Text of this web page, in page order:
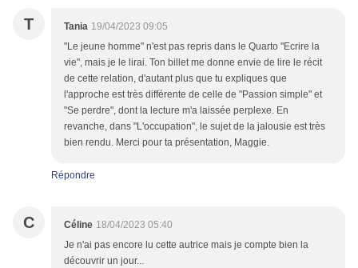
T Tania 19/04/2023 09:05
"Le jeune homme" n'est pas repris dans le Quarto "Ecrire la
vie", mais je le lirai. Ton billet me donne envie de lire le récit
de cette relation, d'autant plus que tu expliques que
l'approche est très différente de celle de "Passion simple" et
"Se perdre", dont la lecture m'a laissée perplexe. En
revanche, dans "L'occupation", le sujet de la jalousie est très
bien rendu. Merci pour ta présentation, Maggie.
Répondre
C Céline 18/04/2023 05:40
Je n'ai pas encore lu cette autrice mais je compte bien la
découvrir un jour...